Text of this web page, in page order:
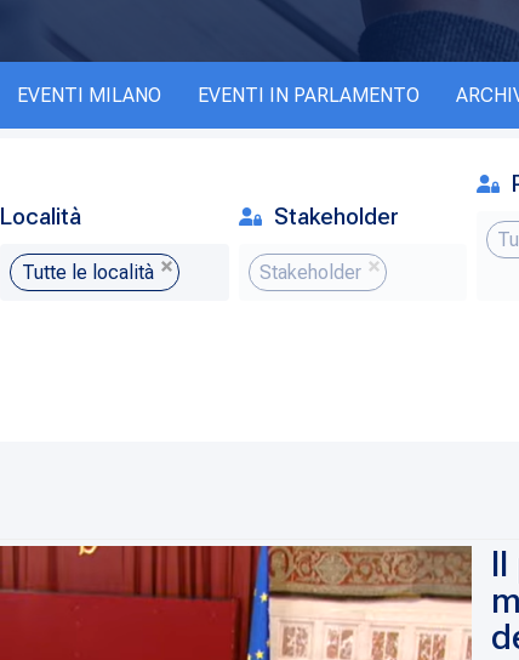
EVENTI MILANO EVENTI IN PARLAMENTO
Località
Tutte le località
Stakeholder
Stakeholder
Il